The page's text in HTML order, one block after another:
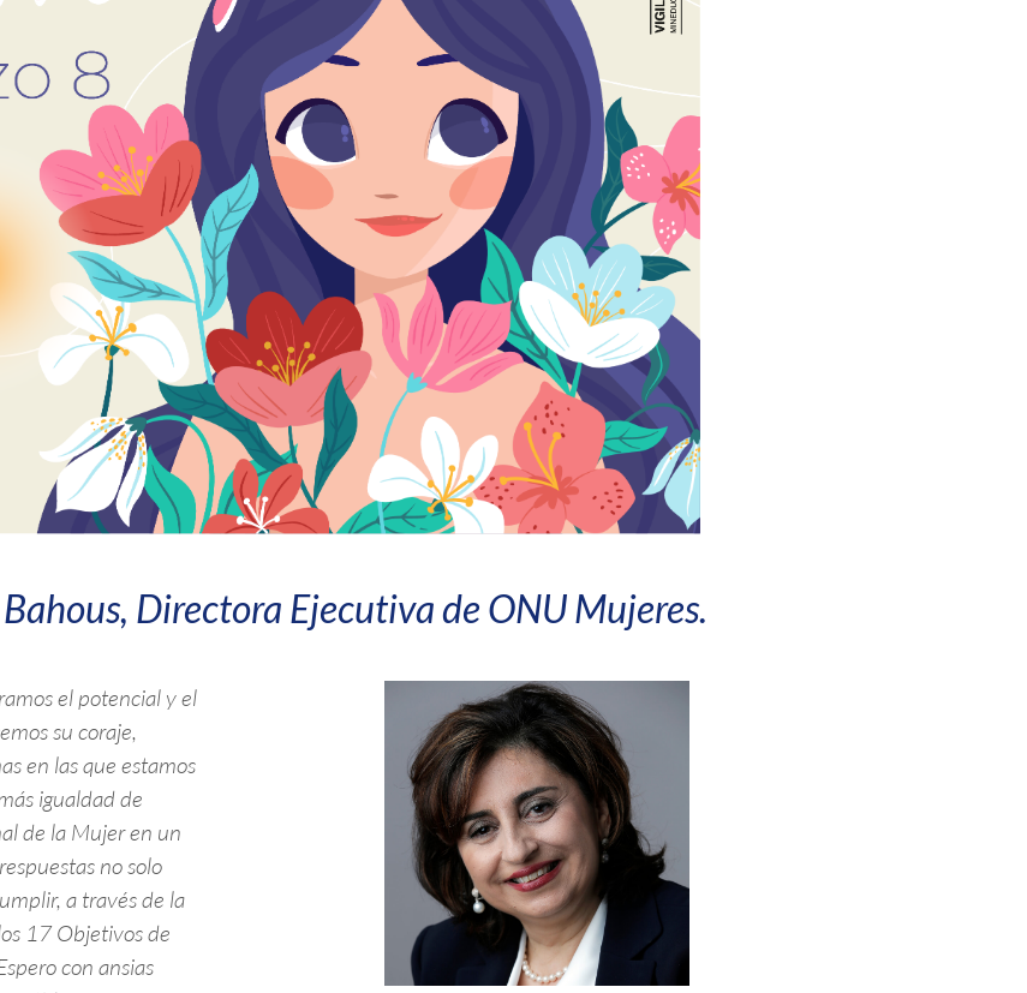
Directora Ejecutiva de ONU Mujeres.
el potencial y el
su coraje,
en las que estamos
igualdad de
de la Mujer en un
no solo
a través de la
17 Objetivos de
con ansias